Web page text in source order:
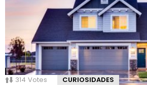
314 Votes CURIOSIDADES